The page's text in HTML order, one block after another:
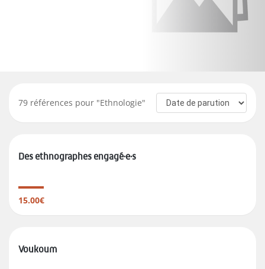
79 références pour "Ethnologie"
Des ethnographes engagé·e·s
15.00€
Voukoum